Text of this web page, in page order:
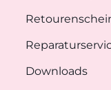
Downloads